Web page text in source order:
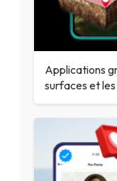
Applications
surfaces et